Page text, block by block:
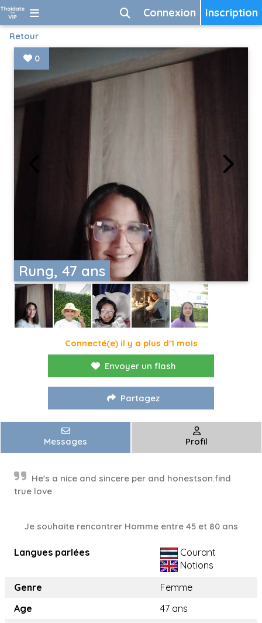
Inscription
Connexion
Retour
Rung, 47 ans
0
Connecté(e) il y a plus d'1 mois
Envoyer un flash
Partagez
Messages Profil
He's a nice and sincere per and honestson.find
true love
Je souhaite rencontrer Homme entre 45 et 80 ans
Langues parlées
Courant
Notions
Genre
Femme
Age
47 ans